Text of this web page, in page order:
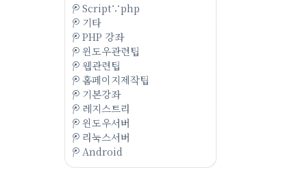
Script∵php
기타
PHP 강좌
윈도우관련팁
웹관련팁
홈페이지제작팁
기본강좌
레지스트리
윈도우서버
리눅스서버
Android